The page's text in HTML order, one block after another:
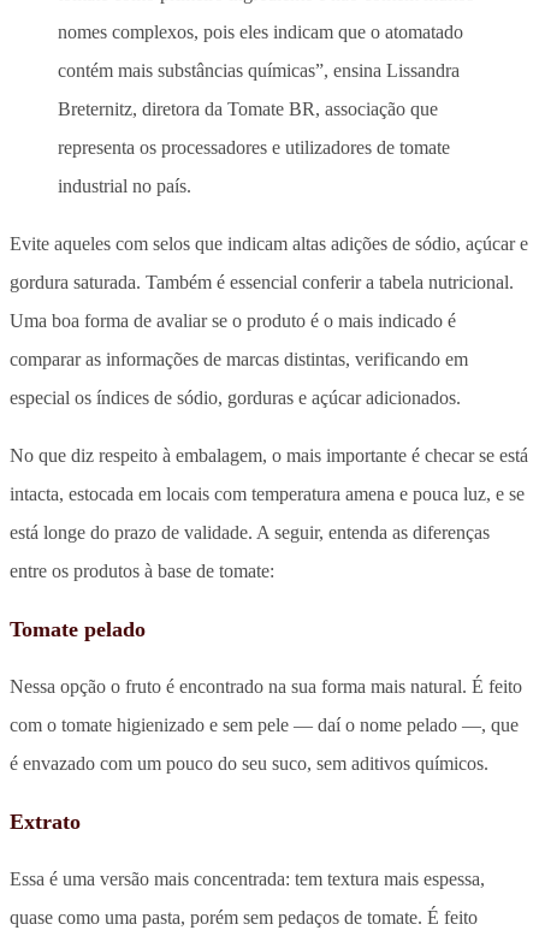
nomes complexos, pois eles indicam que o atomatado
contém mais substâncias químicas”, ensina Lissandra
Breternitz, diretora da Tomate BR, associação que
representa os processadores e utilizadores de tomate
industrial no país.
Evite aqueles com selos que indicam altas adições de sódio, açúcar e
gordura saturada. Também é essencial conferir a tabela nutricional.
Uma boa forma de avaliar se o produto é o mais indicado é
comparar as informações de marcas distintas, verificando em
especial os índices de sódio, gorduras e açúcar adicionados.
No que diz respeito à embalagem, o mais importante é checar se está
intacta, estocada em locais com temperatura amena e pouca luz, e se
está longe do prazo de validade. A seguir, entenda as diferenças
entre os produtos à base de tomate:
Tomate pelado
Nessa opção o fruto é encontrado na sua forma mais natural. É feito
com o tomate higienizado e sem pele — daí o nome pelado —, que
é envazado com um pouco do seu suco, sem aditivos químicos.
Extrato
Essa é uma versão mais concentrada: tem textura mais espessa,
quase como uma pasta, porém sem pedaços de tomate. É feito